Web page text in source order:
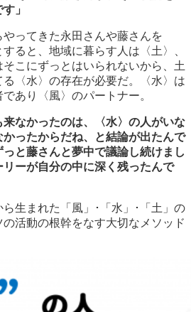
」
ってきた永田さんや藤さんを
ると、地域に暮らす人は〈土〉、
こにずっとはいられないから、土
〈水〉の存在が必要だ。〈水〉は
あり〈風〉のパートナー。
来なかったのは、〈水〉の人がいな
かったからだね、と結論が出たんで
と藤さんと夢中で議論し続けまし
ーが自分の中に深く残ったんで
生まれた「風」･「水」･「土」の
活動の根幹をなす大切なメソッド